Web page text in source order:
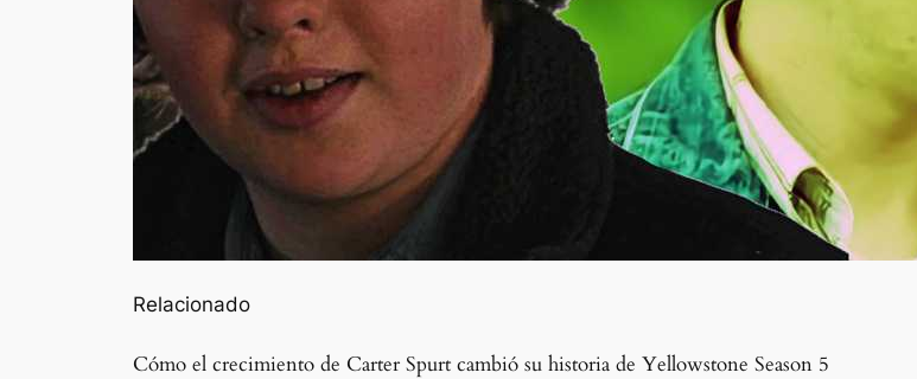
Relacionado
Cómo el crecimiento de Carter Spurt cambió su historia de Yellowstone Season 5